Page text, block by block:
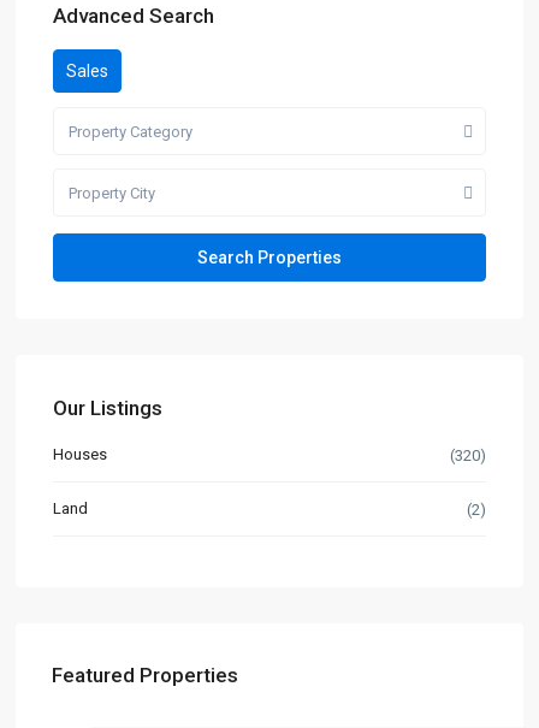
Advanced Search
Sales
Property Category
Property City
Our Listings
Houses (320)
Land (2)
Featured Properties